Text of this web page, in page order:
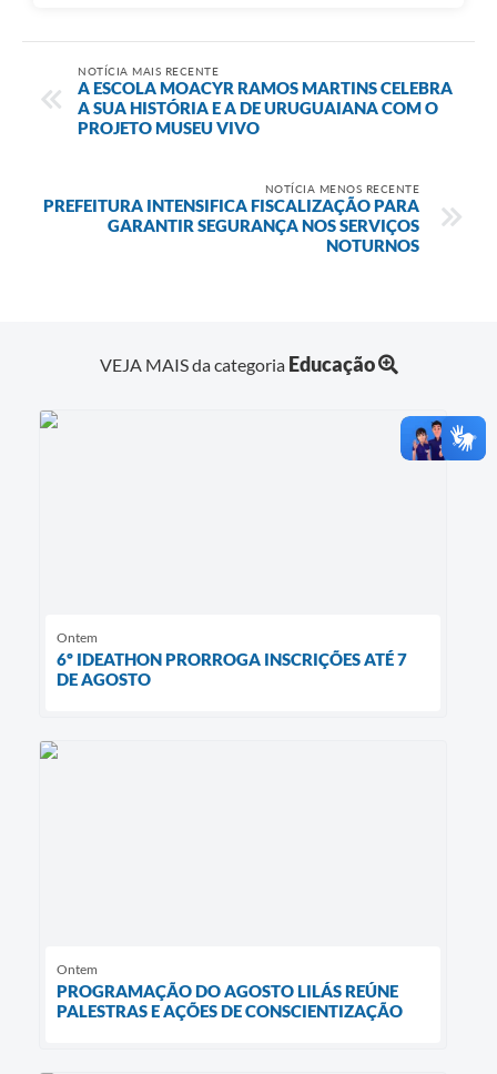
NOTÍCIA MAIS RECENTE
A ESCOLA MOACYR RAMOS MARTINS CELEBRA
A SUA HISTÓRIA E A DE URUGUAIANA COM O
PROJETO MUSEU VIVO
NOTÍCIA MENOS RECENTE
PREFEITURA INTENSIFICA FISCALIZAÇÃO PARA
GARANTIR SEGURANÇA NOS SERVIÇOS
NOTURNOS
VEJA MAIS da categoria Educação
Ontem
6º IDEATHON PRORROGA INSCRIÇÕES ATÉ 7
DE AGOSTO
Ontem
PROGRAMAÇÃO DO AGOSTO LILÁS REÚNE
PALESTRAS E AÇÕES DE CONSCIENTIZAÇÃO